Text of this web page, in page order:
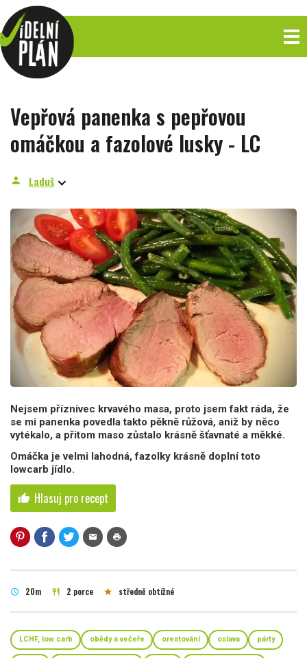
Vepřová panenka s pepřovou
omáčkou a fazolové lusky - LC
person Laduš
Nejsem příznivec krvavého masa, proto jsem fakt ráda, že
se mi panenka povedla takto pěkně růžová, aniž by něco
vytékalo, a přitom maso zůstalo krásně šťavnaté a měkké.
Omáčka je velmi lahodná, fazolky krásně doplní toto
lowcarb jídlo.
thumb_up Hlasuj pro recept
mail print
schedule 20m restaurant 2 porce star středně obtížné
LCHF, low carb obědy a večeře orestování oslava párty